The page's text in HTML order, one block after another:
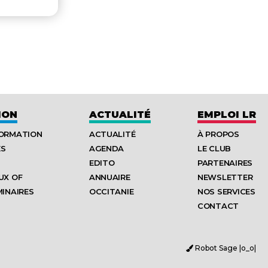
OF
ACTUALITÉ
ACTUALITÉ
AGENDA
EDITO
ANNUAIRE
OCCITANIE
EMPLOI LR
À PROPOS
LE CLUB
PARTENAIRES
NEWSLETTER
NOS SERVICES
CONTACT
Robot Sage |o_o|